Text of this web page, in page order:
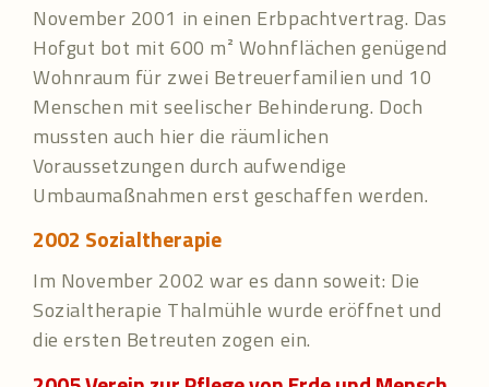
November 2001 in einen Erbpachtvertrag. Das
Hofgut bot mit 600 m² Wohnflächen genügend
Wohnraum für zwei Betreuerfamilien und 10
Menschen mit seelischer Behinderung. Doch
mussten auch hier die räumlichen
Voraussetzungen durch aufwendige
Umbaumaßnahmen erst geschaffen werden.
2002 Sozialtherapie
Im November 2002 war es dann soweit: Die
Sozialtherapie Thalmühle wurde eröffnet und
die ersten Betreuten zogen ein.